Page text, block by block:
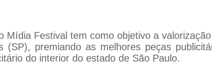
Mídia Festival tem como objetivo a
(SP), premiando as melhores peças
do interior do estado de São Paulo.